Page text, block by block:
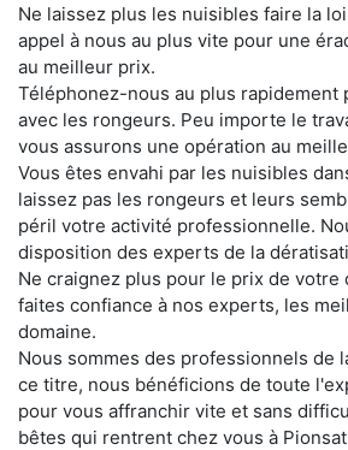
Ne laissez plus les nuisibles faire la
appel à nous au plus vite pour une
au meilleur prix.
Téléphonez-nous au plus rapidement
avec les rongeurs. Peu importe le
vous assurons une opération au
Vous êtes envahi par les nuisibles
laissez pas les rongeurs et leurs
péril votre activité professionnelle.
disposition des experts de la
Ne craignez plus pour le prix de votre
faites confiance à nos experts, les
domaine.
Nous sommes des professionnels de
ce titre, nous bénéficions de toute
pour vous affranchir vite et sans
bêtes qui rentrent chez vous à